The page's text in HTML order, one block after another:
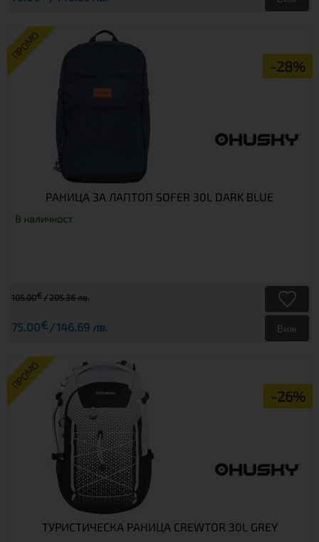
ПРОМО
-28%
РАНИЦА ЗА ЛАПТОП SOFER 30L DARK BLUE
В наличност
105.00€ 205.36 лв.
75.00€ 146.69 лв. Виж
ПРОМО
-26%
ТУРИСТИЧЕСКА РАНИЦА CREWTOR 30L GREY